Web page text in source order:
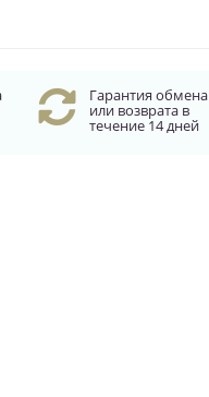
Гарантия обмена
или возврата в
течение 14 дней